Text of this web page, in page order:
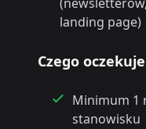
landing page)
Czego
Minimum 1
stanowisku